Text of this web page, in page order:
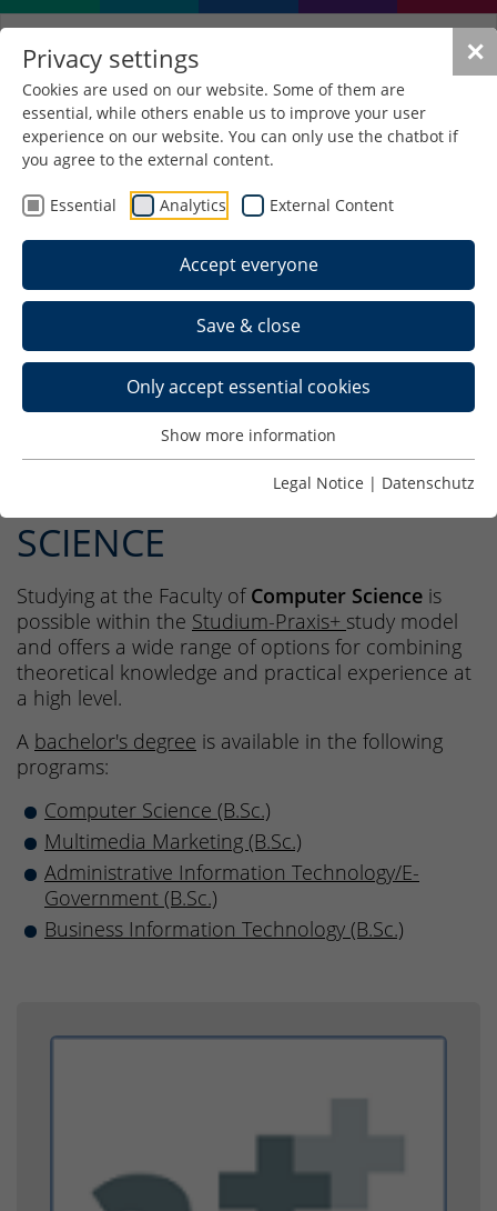
✕
Privacy settings
Cookies are used on our website. Some of them are
essential, while others enable us to improve your user
experience on our website. You can only use the chatbot if
you agree to the external content.
Essential Analytics External Content
Accept everyone
Save & close
Only accept essential cookies
Show more information
Legal Notice | Datenschutz
Dual study program in
MEDIA & COMPUTER
SCIENCE
Studying at the Faculty of Computer Science is
possible within the Studium-Praxis+ study model
and offers a wide range of options for combining
theoretical knowledge and practical experience at
a high level.
A bachelor's degree is available in the following
programs:
Computer Science (B.Sc.)
Multimedia Marketing (B.Sc.)
Administrative Information Technology/E-
Government (B.Sc.)
Business Information Technology (B.Sc.)